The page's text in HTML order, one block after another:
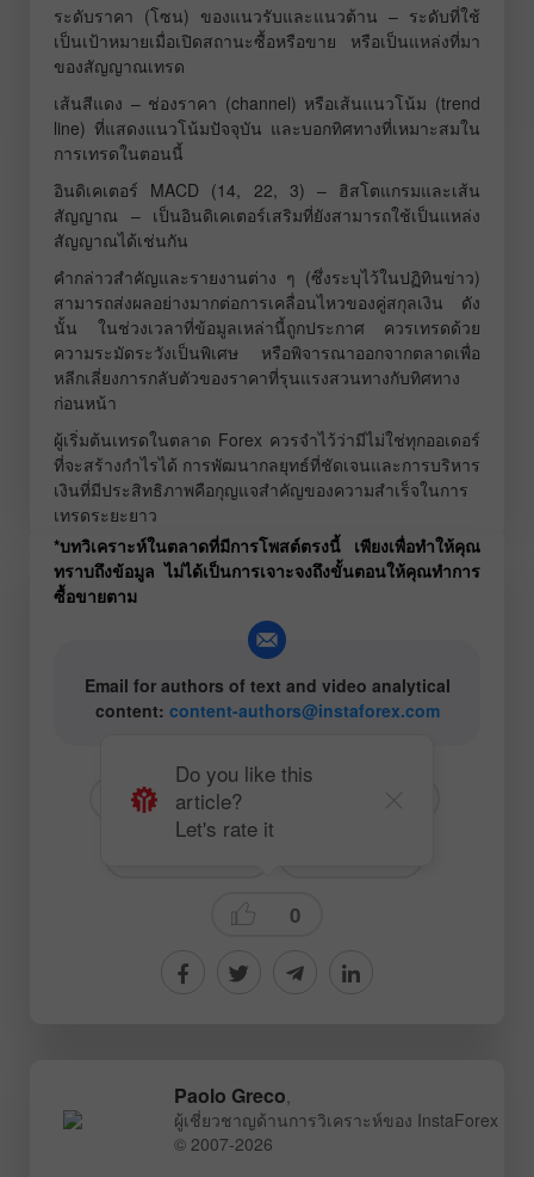
ระดับราคา (โซน) ของแนวรับและแนวต้าน – ระดับที่ใช้
เป็นเป้าหมายเมื่อเปิดสถานะซื้อหรือขาย หรือเป็นแหล่งที่มา
ของสัญญาณเทรด
เส้นสีแดง – ช่องราคา (channel) หรือเส้นแนวโน้ม (trend
line) ที่แสดงแนวโน้มปัจจุบัน และบอกทิศทางที่เหมาะสมใน
การเทรดในตอนนี้
อินดิเคเตอร์ MACD (14, 22, 3) – ฮิสโตแกรมและเส้น
สัญญาณ – เป็นอินดิเคเตอร์เสริมที่ยังสามารถใช้เป็นแหล่ง
สัญญาณได้เช่นกัน
คำกล่าวสำคัญและรายงานต่าง ๆ (ซึ่งระบุไว้ในปฏิทินข่าว)
สามารถส่งผลอย่างมากต่อการเคลื่อนไหวของคู่สกุลเงิน ดัง
นั้น ในช่วงเวลาที่ข้อมูลเหล่านี้ถูกประกาศ ควรเทรดด้วย
ความระมัดระวังเป็นพิเศษ หรือพิจารณาออกจากตลาดเพื่อ
หลีกเลี่ยงการกลับตัวของราคาที่รุนแรงสวนทางกับทิศทาง
ก่อนหน้า
ผู้เริ่มต้นเทรดในตลาด Forex ควรจำไว้ว่ามีไม่ใช่ทุกออเดอร์
ที่จะสร้างกำไรได้ การพัฒนากลยุทธ์ที่ชัดเจนและการบริหาร
เงินที่มีประสิทธิภาพคือกุญแจสำคัญของความสำเร็จในการ
เทรดระยะยาว
*บทวิเคราะห์ในตลาดที่มีการโพสต์ตรงนี้ เพียงเพื่อทำให้คุณ
ทราบถึงข้อมูล ไม่ได้เป็นการเจาะจงถึงขั้นตอนให้คุณทำการ
ซื้อขายตาม
Email for authors of text and video analytical
content: content-authors@instaforex.com
# EUR # USD # EURUSD
0
Do you like this
article?
Let's rate it
Paolo Greco,
ผู้เชี่ยวชาญด้านการวิเคราะห์ของ InstaForex
© 2007-2026